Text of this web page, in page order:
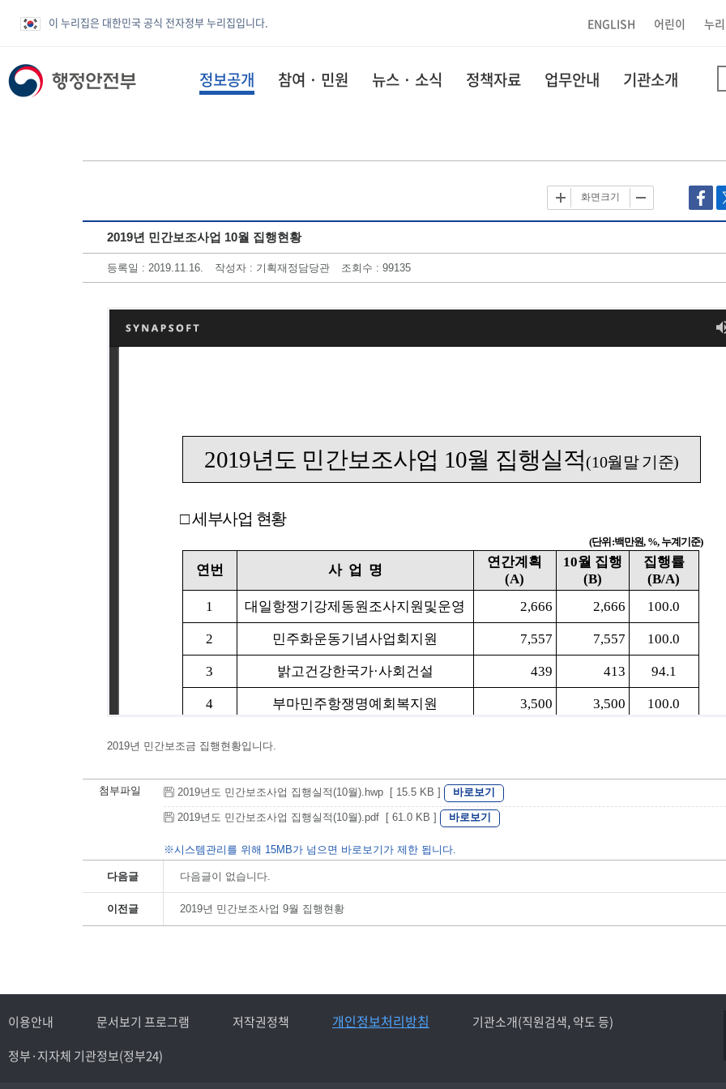
이 누리집은 대한민국 공식 전자정부 누리집입니다. ENGLISH 어린이 누
정보공개 참여 · 민원 뉴스 · 소식 정책자료 업무안내 기관소개
화면크기
2019년 민간보조사업 10월 집행현황
등록일 : 2019.11.16. 작성자 : 기획재정담당관 조회수 : 99135
2019년 민간보조금 집행현황입니다.
첨부파일 2019년도 민간보조사업 집행실적(10월).hwp [ 15.5 KB ] 바로보기
2019년도 민간보조사업 집행실적(10월).pdf [ 61.0 KB ] 바로보기
※시스템관리를 위해 15MB가 넘으면 바로보기가 제한 됩니다.
다음글 다음글이 없습니다.
이전글 2019년 민간보조사업 9월 집행현황
이용안내 문서보기 프로그램 저작권정책 개인정보처리방침
기관소개(직원검색, 약도 등)
정부·지자체 기관정보(정부24)